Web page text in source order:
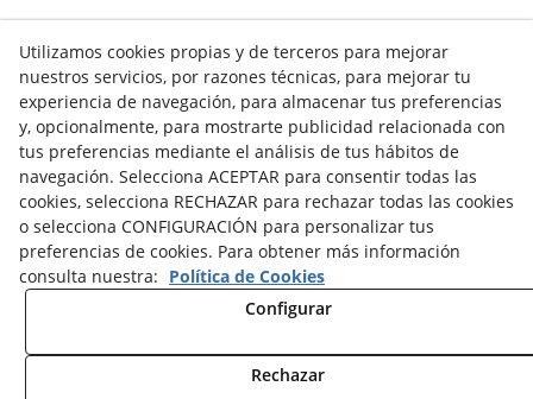
Utilizamos cookies propias y de terceros para mejorar
nuestros servicios, por razones técnicas, para mejorar tu
experiencia de navegación, para almacenar tus preferencias
y, opcionalmente, para mostrarte publicidad relacionada con
tus preferencias mediante el análisis de tus hábitos de
navegación. Selecciona ACEPTAR para consentir todas las
cookies, selecciona RECHAZAR para rechazar todas las cookies
o selecciona CONFIGURACIÓN para personalizar tus
preferencias de cookies. Para obtener más información
consulta nuestra: Política de Cookies
Configurar
Rechazar